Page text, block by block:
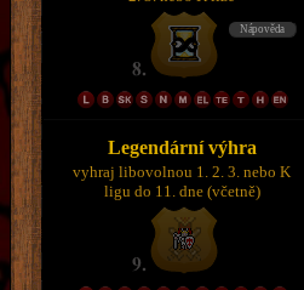
Legendární výhra
vyhraj libovolnou 1. 2. 3. nebo K
ligu do 11. dne (včetně)